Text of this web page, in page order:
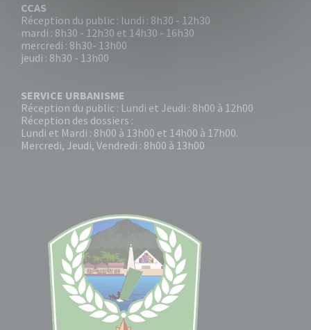
CCAS
Réception du public : lundi : 8h30 - 12h30
mardi : 8h30 - 12h30 et 14h30 - 16h30
mercredi : 8h30- 13h00
jeudi : 8h30 - 13h00
SERVICE URBANISME
Réception du public : Lundi et Jeudi : 8h00 à 12h00
Réception des dossiers :
Lundi et Mardi : 8h00 à 13h00 et 14h00 à 17h00.
Mercredi, Jeudi, Vendredi : 8h00 à 13h00